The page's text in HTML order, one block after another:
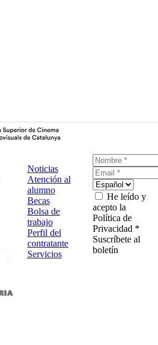
Noticias
Atención al
alumno
Becas
Bolsa de
trabajo
Perfil del
contratante
Servicios
He leído y
acepto la
Política de
Privacidad *
Suscríbete al
boletín